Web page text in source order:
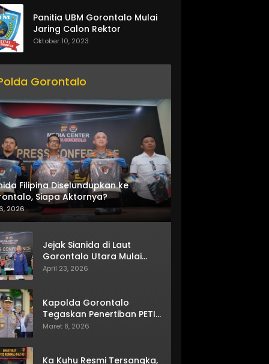
Panitia UBM Gorontalo Mulai
Jaring Calon Rektor
Oktober 10, 2023
Gorontalo
Filipina Diselundupkan ke
Siapa Aktornya?
2026
Jejak Sianida di Laut
Gorontalo Utara Mulai
Terkuak
April 23, 2026
Kapolda Gorontalo
Tegaskan Penertiban PETI
Terus Berjalan
Maret 8, 2026
Ka Kuhu Resmi Tersangka,